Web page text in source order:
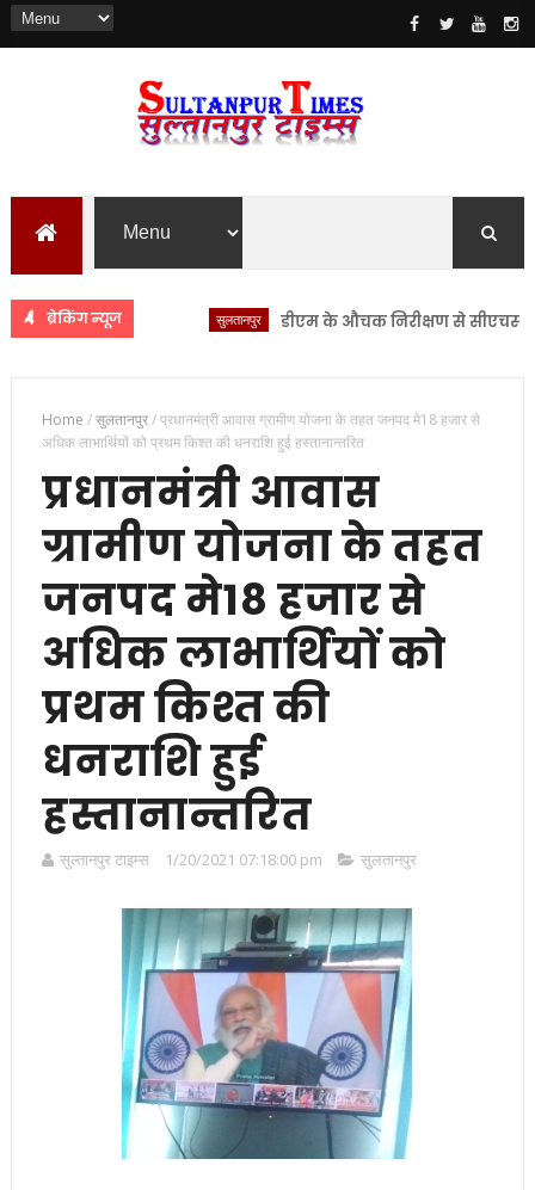
ब्रेकिंग न्यूज सुलतानपुर डीएम के औचक निरीक्षण से सीएचसी
Home /सुलतानपुर/प्रधानमंत्री आवास ग्रामीण योजना के तहत जनपद मे18 हजार से
अधिक लाभार्थियों को प्रथम किश्त की धनराशि हुई हस्तानान्तरित
प्रधानमंत्री आवास
ग्रामीण योजना के तहत
जनपद मे18 हजार से
अधिक लाभार्थियों को
प्रथम किश्त की
धनराशि हुई
हस्तानान्तरित
सुल्तानपुर टाइम्स 1/20/2021 07:18:00 pm सुलतानपुर